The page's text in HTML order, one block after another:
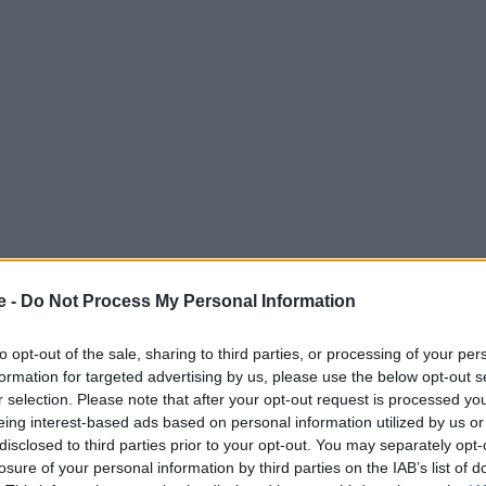
- Do Not Process My Personal Information
opt-out of the sale, sharing to third parties, or processing of your
for targeted advertising by us, please use the below opt-out
selection. Please note that after your opt-out request is processed
interest-based ads based on personal information utilized by us
to third parties prior to your opt-out. You may separately
of your personal information by third parties on the IAB’s list of
και ανήμερα τωνΧριστουγέννων , αφού ο καιρός
αναμένεταιραγδαία επιδείνωση την